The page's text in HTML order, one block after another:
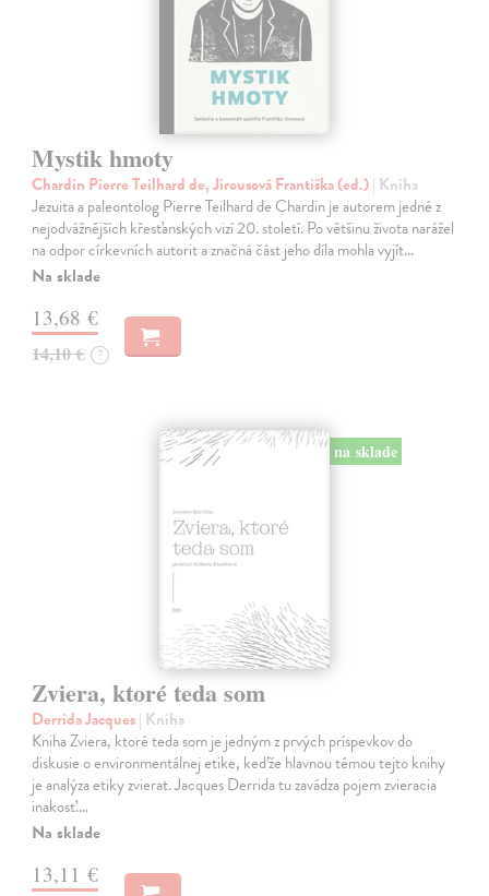
Mystik hmoty
Chardin Pierre Teilhard de, Jirousová Františka (ed.)| Kniha
Jezuita a paleontolog Pierre Teilhard de Chardin je autorem jedné z
nejodvážnějších křesťanských vizí 20. století. Po většinu života narážel
na odpor církevních autorit a značná část jeho díla mohla vyjít…
Na sklade
13,68 €
14,10 € ?
na sklade
Zviera, ktoré teda som
Derrida Jacques| Kniha
Kniha Zviera, ktoré teda som je jedným z prvých príspevkov do
diskusie o environmentálnej etike, keďže hlavnou témou tejto knihy
je analýza etiky zvierat. Jacques Derrida tu zavádza pojem zvieracia
inakosť.…
Na sklade
13,11 €